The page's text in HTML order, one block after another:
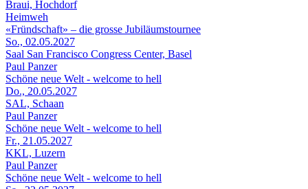
Braui, Hochdorf
Heimweh
«Fründschaft» – die grosse Jubiläumstournee
So., 02.05.2027
Saal San Francisco Congress Center, Basel
Paul Panzer
Schöne neue Welt - welcome to hell
Do., 20.05.2027
SAL, Schaan
Paul Panzer
Schöne neue Welt - welcome to hell
Fr., 21.05.2027
KKL, Luzern
Paul Panzer
Schöne neue Welt - welcome to hell